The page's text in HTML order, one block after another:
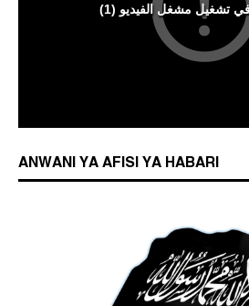
ANWANI YA AFISI YA HABARI